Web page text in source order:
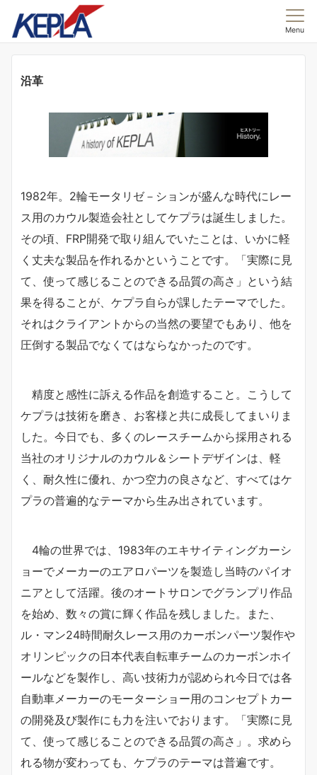
Menu
沿革
1982年。2輪モータリゼ－ションが盛んな時代にレー
ス用のカウル製造会社としてケプラは誕生しました。
その頃、FRP開発で取り組んでいたことは、いかに軽
く丈夫な製品を作れるかということです。「実際に見
て、使って感じることのできる品質の高さ」という結
果を得ることが、ケプラ自らが課したテーマでした。
それはクライアントからの当然の要望でもあり、他を
圧倒する製品でなくてはならなかったのです。
精度と感性に訴える作品を創造すること。こうして
ケプラは技術を磨き、お客様と共に成長してまいりま
した。今日でも、多くのレースチームから採用される
当社のオリジナルのカウル＆シートデザインは、軽
く、耐久性に優れ、かつ空力の良さなど、すべてはケ
プラの普遍的なテーマから生み出されています。
4輪の世界では、1983年のエキサイティングカーシ
ョーでメーカーのエアロパーツを製造し当時のパイオ
ニアとして活躍。後のオートサロンでグランプリ作品
を始め、数々の賞に輝く作品を残しました。また、
ル・マン24時間耐久レース用のカーボンパーツ製作や
オリンピックの日本代表自転車チームのカーボンホイ
ールなどを製作し、高い技術力が認められ今日では各
自動車メーカーのモーターショー用のコンセプトカー
の開発及び製作にも力を注いでおります。「実際に見
て、使って感じることのできる品質の高さ」。求めら
れる物が変わっても、ケプラのテーマは普遍です。